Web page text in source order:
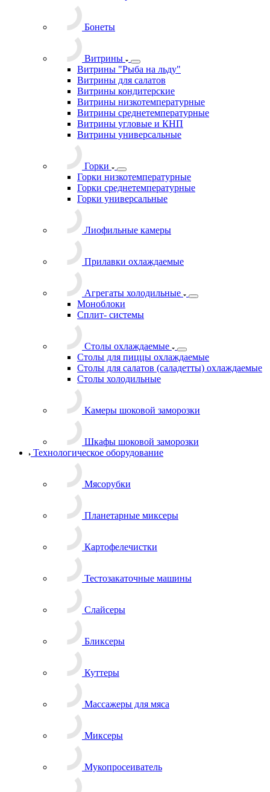
Бонеты
Витрины
Витрины "Рыба на льду"
Витрины для салатов
Витрины кондитерские
Витрины низкотемпературные
Витрины среднетемпературные
Витрины угловые и КНП
Витрины универсальные
Горки
Горки низкотемпературные
Горки среднетемпературные
Горки универсальные
Лиофильные камеры
Прилавки охлаждаемые
Агрегаты холодильные
Моноблоки
Сплит- системы
Столы охлаждаемые
Столы для пиццы охлаждаемые
Столы для салатов (саладетты) охлаждаемые
Столы холодильные
Камеры шоковой заморозки
Шкафы шоковой заморозки
Технологическое оборудование
Мясорубки
Планетарные миксеры
Картофелечистки
Тестозакаточные машины
Слайсеры
Бликсеры
Куттеры
Массажеры для мяса
Миксеры
Мукопросеиватель